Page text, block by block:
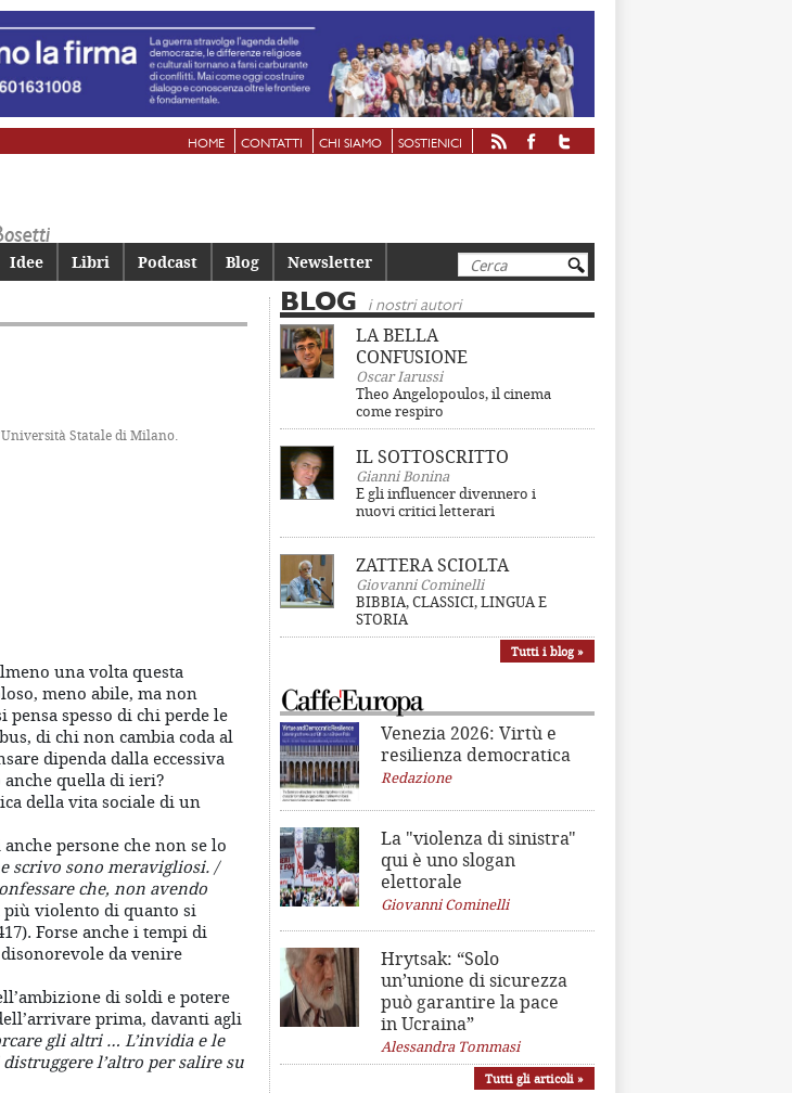
HOME CONTATTI CHI SIAMO SOSTIENICI
Cerca
Idee Libri Podcast Blog Newsletter
Statale di Milano.
una volta questa
meno abile, ma non
pensa spesso di chi perde le
di chi non cambia coda al
dipenda dalla eccessiva
anche quella di ieri?
della vita sociale di un
persone che non se lo
scrivo sono meravigliosi. /
che, non avendo
più violento di quanto si
Forse anche i tempi di
da venire
di soldi e potere
prima, davanti agli
gli altri … L’invidia e le
l’altro per salire su
BLOG i nostri autori
LA BELLA
CONFUSIONE
Oscar Iarussi
Theo Angelopoulos, il cinema
come respiro
IL SOTTOSCRITTO
Gianni Bonina
E gli influencer divennero i
nuovi critici letterari
ZATTERA SCIOLTA
Giovanni Cominelli
BIBBIA, CLASSICI, LINGUA E
STORIA
Tutti i blog »
Venezia 2026: Virtù e
resilienza democratica
Redazione
La "violenza di sinistra"
qui è uno slogan
elettorale
Giovanni Cominelli
Hrytsak: “Solo
un’unione di sicurezza
può garantire la pace
in Ucraina”
Alessandra Tommasi
Tutti gli articoli »